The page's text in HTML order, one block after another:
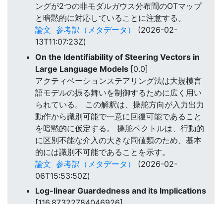
ングが2つの非モダルガウス分布間のOTマップ
と暗黙的に対応していることに注意する。
論文 参考訳（メタデータ）
(2026-02-
13T11:07:23Z)
On the Identifiability of Steering Vectors in
Large Language Models [0.0]
アクティベーションステアリング法は大規模言
語モデルの振る舞いを制御するために広く用い
られている。 この解釈は、操舵方向が入力出力
動作から識別可能で一意に回復可能であること
を暗黙的に仮定する。 操舵ベクトルは、行動的
に区別不能な介入の大きな同値類のため、基本
的には識別不可能であることを示す。
論文 参考訳（メタデータ）
(2026-02-
06T15:53:50Z)
Log-linear Guardedness and its Implications